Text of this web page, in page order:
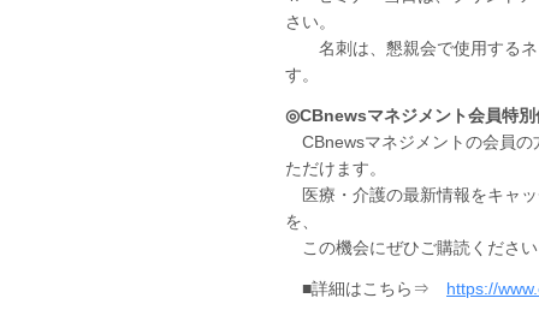
さい。
名刺は、懇親会で使用するネ
す。
◎CBnewsマネジメント会員特別
CBnewsマネジメントの会員の
ただけます。
医療・介護の最新情報をキャ
を、
この機会にぜひご購読くださ
■詳細はこちら⇒ https://